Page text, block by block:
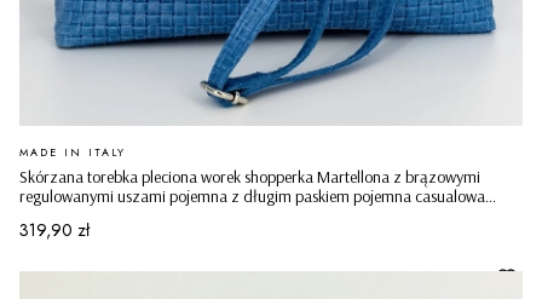
Skórzana torebka pleciona worek shopperka Martellona z brązowymi
regulowanymi uszami pojemna z długim paskiem pojemna casualowa
PRODUCENT
MADE IN ITALY
Cena
319,90 zł